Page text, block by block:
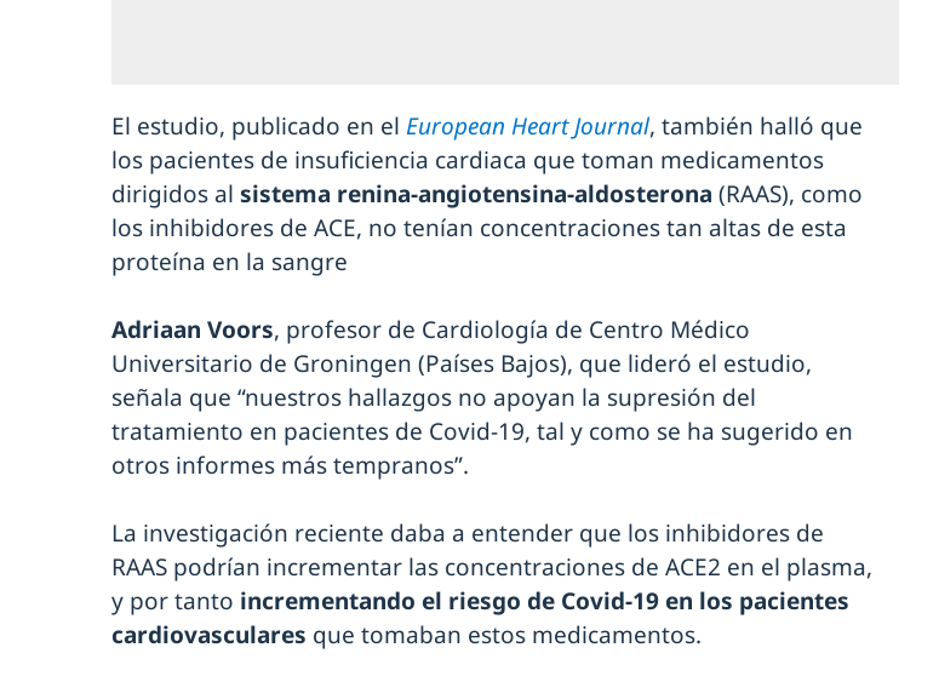
El estudio, publicado en el European Heart Journal, también halló que
los pacientes de insuficiencia cardiaca que toman medicamentos
dirigidos al sistema renina-angiotensina-aldosterona (RAAS), como
los inhibidores de ACE, no tenían concentraciones tan altas de esta
proteína en la sangre
Adriaan Voors, profesor de Cardiología de Centro Médico
Universitario de Groningen (Países Bajos), que lideró el estudio,
señala que “nuestros hallazgos no apoyan la supresión del
tratamiento en pacientes de Covid-19, tal y como se ha sugerido en
otros informes más tempranos”.
La investigación reciente daba a entender que los inhibidores de
RAAS podrían incrementar las concentraciones de ACE2 en el plasma,
y por tanto incrementando el riesgo de Covid-19 en los pacientes
cardiovasculares que tomaban estos medicamentos.